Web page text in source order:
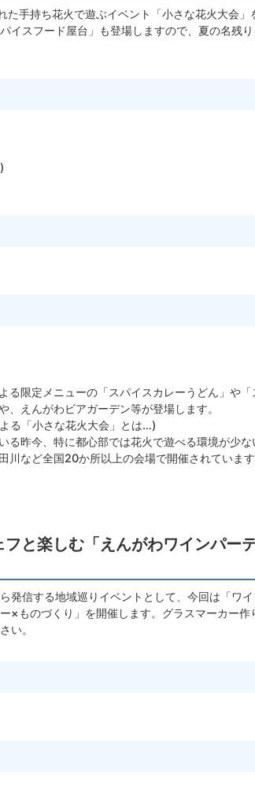
た手持ち花火で遊ぶイベント「小さな花火大会」
イスフード屋台」も登場しますので、夏の名残
る限定メニューの「スパイスカレーうどん」や
えんがわビアガーデン等が登場します。
る「小さな花火大会」とは…)
る昨今、特に都心部では花火で遊べる環境が少な
川など全国20か所以上の会場で開催されています
と楽しむ「えんがわワインパー
発信する地域巡りイベントとして、今回は「ワイ
×ものづくり」を開催します。グラスマーカー作
い。